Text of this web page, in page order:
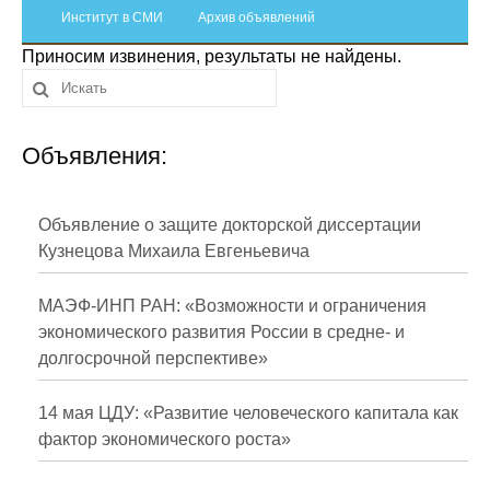
Отчетность
Противодействие коррупции
Материалы для СМИ
Публикации
Научная жизнь
Проблемы прогнозирования
О журнале
Номера журналов
Институт в СМИ Архив объявлений
Приносим извинения, результаты не найдены.
Объявления:
Объявление о защите докторской диссертации
Кузнецова Михаила Евгеньевича
МАЭФ-ИНП РАН: «Возможности и ограничения
экономического развития России в средне- и
долгосрочной перспективе»
14 мая ЦДУ: «Развитие человеческого капитала как
фактор экономического роста»